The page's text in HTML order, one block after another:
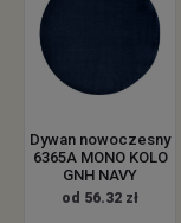
Dywan nowoczesny
6365A MONO KOLO
GNH NAVY
od 56.32 zł